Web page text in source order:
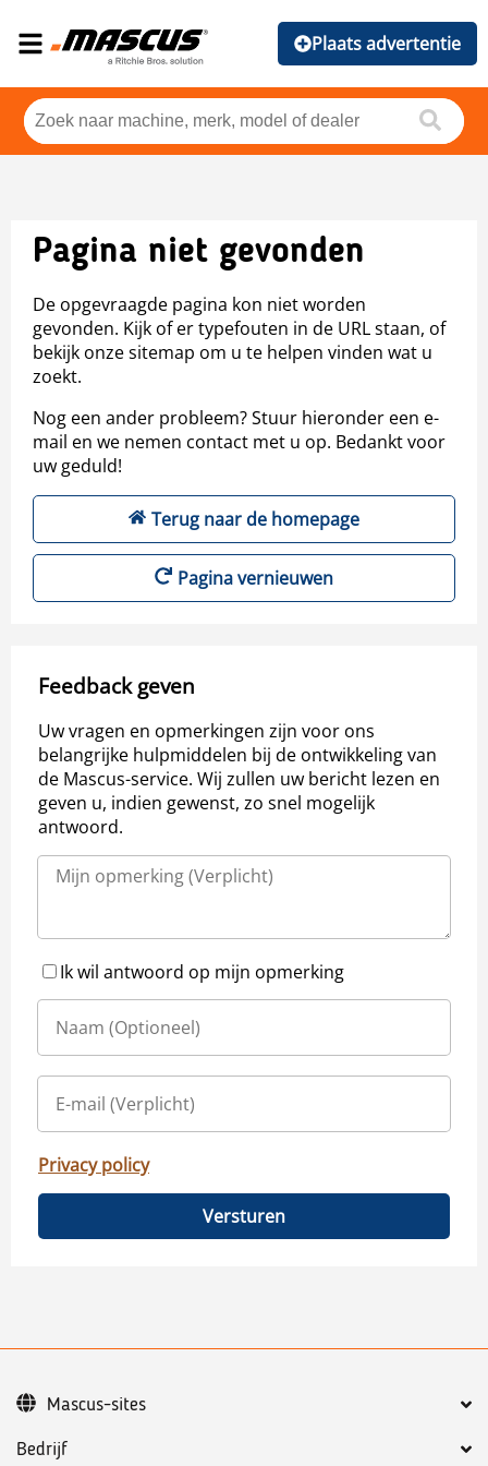
Plaats advertentie
Pagina niet gevonden
De opgevraagde pagina kon niet worden
gevonden. Kijk of er typefouten in de URL staan, of
bekijk onze sitemap om u te helpen vinden wat u
zoekt.
Nog een ander probleem? Stuur hieronder een e-
mail en we nemen contact met u op. Bedankt voor
uw geduld!
Terug naar de homepage
Pagina vernieuwen
Feedback geven
Uw vragen en opmerkingen zijn voor ons
belangrijke hulpmiddelen bij de ontwikkeling van
de Mascus-service. Wij zullen uw bericht lezen en
geven u, indien gewenst, zo snel mogelijk
antwoord.
Ik wil antwoord op mijn opmerking
Privacy policy
Versturen
Bedrijf
Mascus-sites